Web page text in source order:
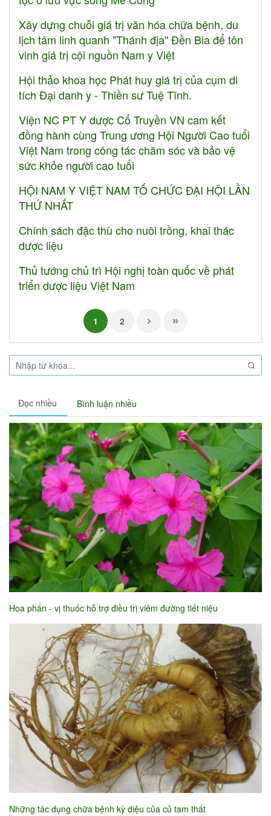
Xây dựng chuỗi giá trị văn hóa chữa bệnh, du
lịch tâm linh quanh "Thánh địa" Đền Bia để tôn
vinh giá trị cội nguồn Nam y Việt
Hội thảo khoa học Phát huy giá trị của cụm di
tích Đại danh y - Thiền sư Tuệ Tĩnh.
Viện NC PT Y dược Cổ Truyền VN cam kết
đồng hành cùng Trung ương Hội Người Cao tuổi
Việt Nam trong công tác chăm sóc và bảo vệ
sức khỏe người cao tuổi
HỘI NAM Y VIỆT NAM TỐ CHỨC ĐẠI HỘI LẦN
THỨ NHẤT
Chính sách đặc thù cho nuôi trồng, khai thác
dược liệu
Thủ tướng chủ trì Hội nghị toàn quốc về phát
triển dược liệu Việt Nam
1 2
Đọc nhiều Bình luận nhiều
Hoa phấn - vị thuốc hỗ trợ điều trị viêm đường tiết niệu
Những tác dụng chữa bệnh kỳ diệu của củ tam thất